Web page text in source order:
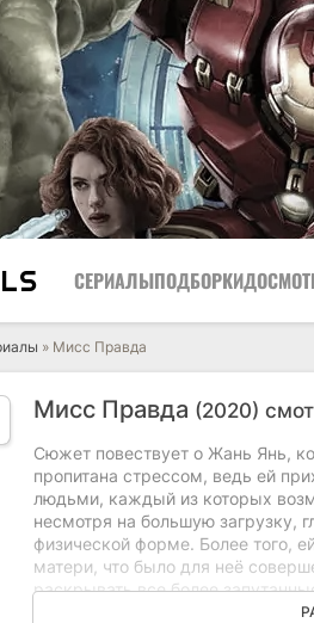
СЕРИАЛЫПОДБОРКИ
» Мисс Правда
Мисс Правда (2020)
Сюжет повествует о Жань Янь,
пропитана стрессом, ведь ей
людьми, каждый из которых
несмотря на большую загрузку,
физической форме. Более того,
матери, что было для неё
раскрывать все более
становятся всё более